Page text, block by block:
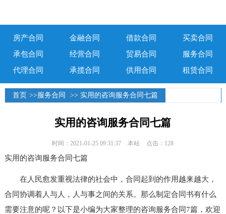
房产合同 金融合同 借款合同
买卖合同
承包合同
经营合同 贸易合同
服务合同
代理合同
承揽合同 供用合同 租赁合同
首页 >> 服务合同 >> 实用的咨询服务合同七篇
实用的咨询服务合同七篇
时间：2021-01-25 09:31:37 本站 点击：128
实用的咨询服务合同七篇
在人民愈发重视法律的社会中，合同起到的作用越来越大，
合同协调着人与人，人与事之间的关系。那么制定合同书有什么
需要注意的呢？以下是小编为大家整理的咨询服务合同7篇，欢迎